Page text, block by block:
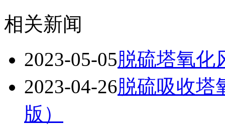
相关新闻
2023-05-05脱硫塔氧化
2023-04-26脱硫吸收塔
版）